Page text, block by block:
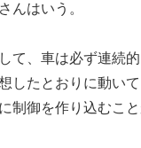
んはいう。
て、車は必ず連続
したとおりに動い
制御を作り込むこ